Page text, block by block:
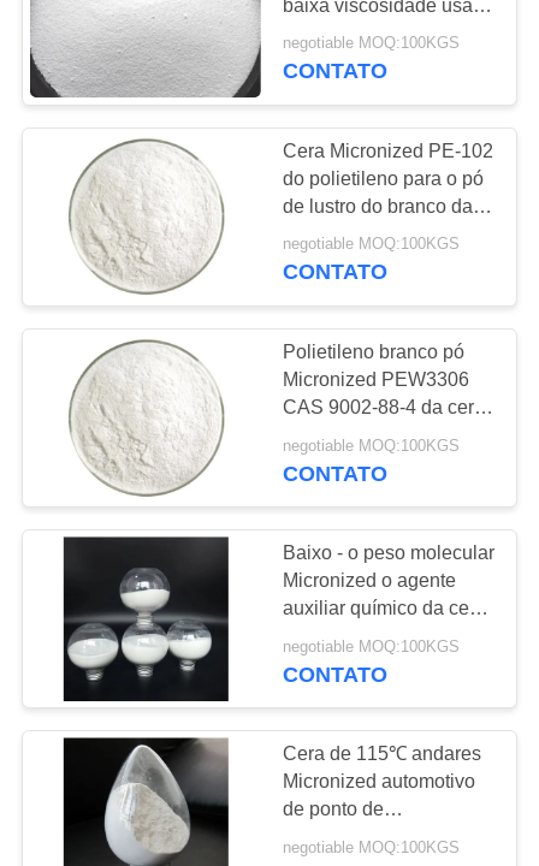
baixa viscosidade usado
na linha da marcação de
estrada
negotiable MOQ:100KGS
CONTATO
Cera Micronized PE-102
do polietileno para o pó
de lustro do branco da
cera do carro do
assoalho
negotiable MOQ:100KGS
CONTATO
Polietileno branco pó
Micronized PEW3306
CAS 9002-88-4 da cera
do polietileno para
revestir
negotiable MOQ:100KGS
CONTATO
Baixo - o peso molecular
Micronized o agente
auxiliar químico da cera
PE-108 do polietileno
negotiable MOQ:100KGS
CONTATO
Cera de 115℃ andares
Micronized automotivo
de ponto de
amaciamento da cera
negotiable MOQ:100KGS